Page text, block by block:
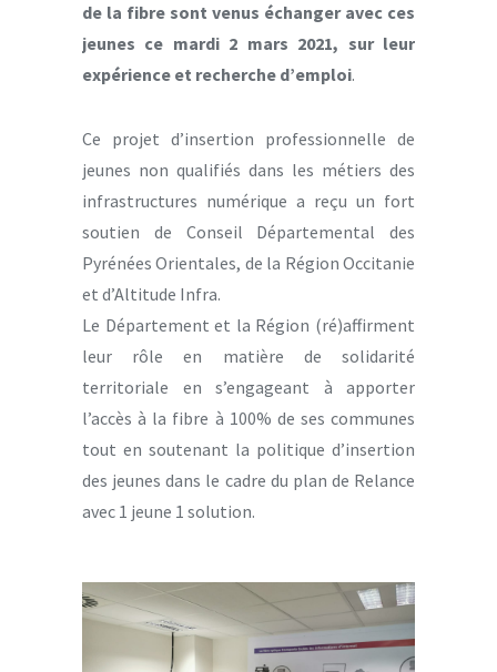
de la fibre sont venus échanger avec ces
jeunes ce mardi 2 mars 2021, sur leur
expérience et recherche d’emploi.
Ce projet d’insertion professionnelle de
jeunes non qualifiés dans les métiers des
infrastructures numérique a reçu un fort
soutien de Conseil Départemental des
Pyrénées Orientales, de la Région Occitanie
et d’Altitude Infra.
Le Département et la Région (ré)affirment
leur rôle en matière de solidarité
territoriale en s’engageant à apporter
l’accès à la fibre à 100% de ses communes
tout en soutenant la politique d’insertion
des jeunes dans le cadre du plan de Relance
avec 1 jeune 1 solution.